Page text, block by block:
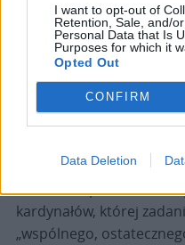
I want to opt-out of
Retention, Sale, and/
Personal Data that Is
Purposes for which it
Opted Out
CONFIRM
Data Deletion
mianowania rektora,
oraz kontrolę nad
Sekretariat Stanu
decyzję, o zakazie
„katolicki” m.in. tym, że
dyscypliną i moralnością
Franciszek powołał
kardynałów, której
„wspólnego,